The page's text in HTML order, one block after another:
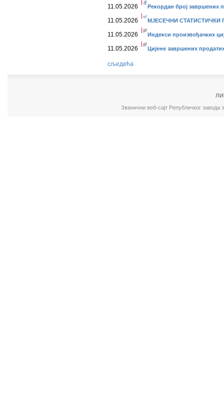
11.05.2026 Рекордан број завршених
11.05.2026 МЈЕСЕЧНИ СТАТИСТИЧКИ
11.05.2026 Индекси произвођачких
11.05.2026 Цијене завршених
сљедећа
Званични веб-сајт Републичког